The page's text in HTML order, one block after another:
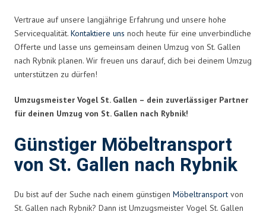
Vertraue auf unsere langjährige Erfahrung und unsere hohe
Servicequalität. Kontaktiere uns noch heute für eine unverbindliche
Offerte und lasse uns gemeinsam deinen Umzug von St. Gallen
nach Rybnik planen. Wir freuen uns darauf, dich bei deinem Umzug
unterstützen zu dürfen!
Umzugsmeister Vogel St. Gallen – dein zuverlässiger Partner
für deinen Umzug von St. Gallen nach Rybnik!
Günstiger Möbeltransport
von St. Gallen nach Rybnik
Du bist auf der Suche nach einem günstigen Möbeltransport von
St. Gallen nach Rybnik? Dann ist Umzugsmeister Vogel St. Gallen